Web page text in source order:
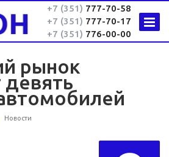
+7 (351) 777-70-58
+7 (351) 777-70-17
+7 (351) 776-00-00
рынок
Новости